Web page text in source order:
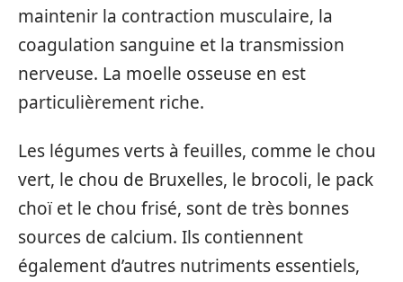
maintenir la contraction musculaire, la
coagulation sanguine et la transmission
nerveuse. La moelle osseuse en est
particulièrement riche.
Les légumes verts à feuilles, comme le chou
vert, le chou de Bruxelles, le brocoli, le pack
choï et le chou frisé, sont de très bonnes
sources de calcium. Ils contiennent
également d’autres nutriments essentiels,